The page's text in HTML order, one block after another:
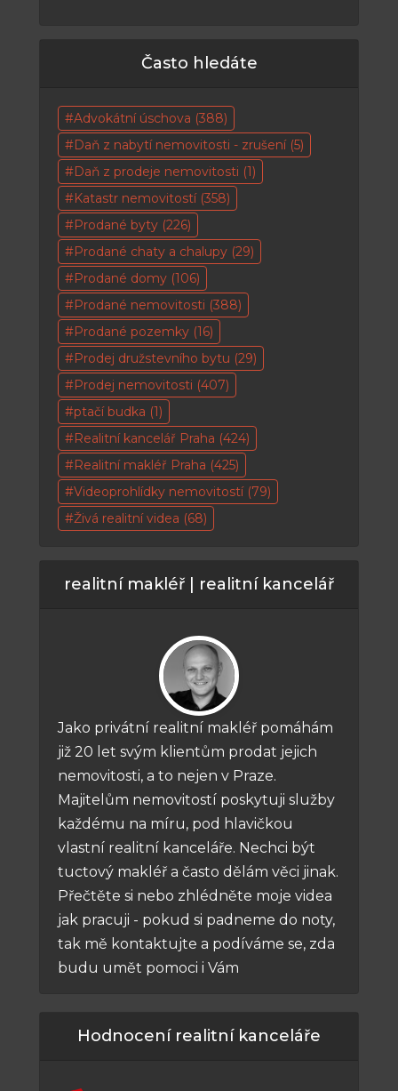
Často hledáte
Advokátní úschova (388)
Daň z nabytí nemovitosti - zrušení(5)
Daň z prodeje nemovitosti (1)
Katastr nemovitostí(358)
Prodané byty (226)
Prodané chaty a chalupy (29)
Prodané domy (106)
Prodané nemovitosti (388)
Prodané pozemky (16)
Prodej družstevního bytu (29)
Prodej nemovitosti (407)
ptačí budka (1)
Realitní kancelář Praha (424)
Realitní makléř Praha (425)
Videoprohlídky nemovitostí(79)
Živá realitní videa (68)
realitní makléř | realitní kancelář
Jako privátní realitní makléř pomáhám
již 20 let svým klientům prodat jejich
nemovitosti, a to nejen v Praze.
Majitelům nemovitostí poskytuji služby
každému na míru, pod hlavičkou
vlastní realitní kanceláře. Nechci být
tuctový makléř a často dělám věci jinak.
Přečtěte si nebo zhlédněte moje videa
jak pracuji - pokud si padneme do noty,
tak mě kontaktujte a podíváme se, zda
budu umět pomoci i Vám
Hodnocení realitní kanceláře